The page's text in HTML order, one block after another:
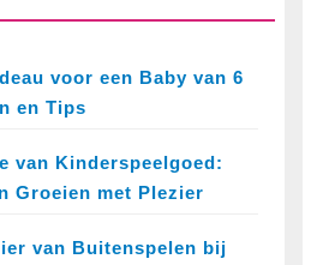
voor een Baby van 6
en Tips
van Kinderspeelgoed:
Groeien met Plezier
van Buitenspelen bij